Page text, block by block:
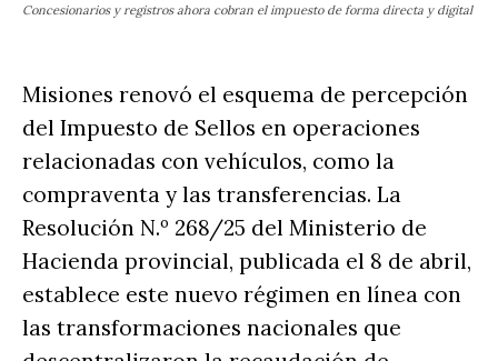
Concesionarios y registros ahora cobran el impuesto de forma directa y digital
Misiones renovó el esquema de percepción
del Impuesto de Sellos en operaciones
relacionadas con vehículos, como la
compraventa y las transferencias. La
Resolución N.º 268/25 del Ministerio de
Hacienda provincial, publicada el 8 de abril,
establece este nuevo régimen en línea con
las transformaciones nacionales que